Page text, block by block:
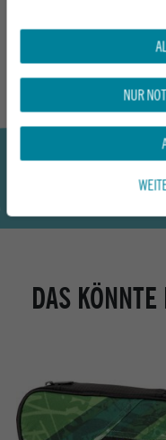
MEHR INFORMATIONEN ZUM
DAS
NUR